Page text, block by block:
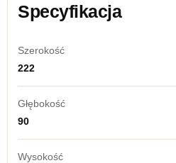
Specyfikacja
Szerokość
222
Głębokość
90
Wysokość